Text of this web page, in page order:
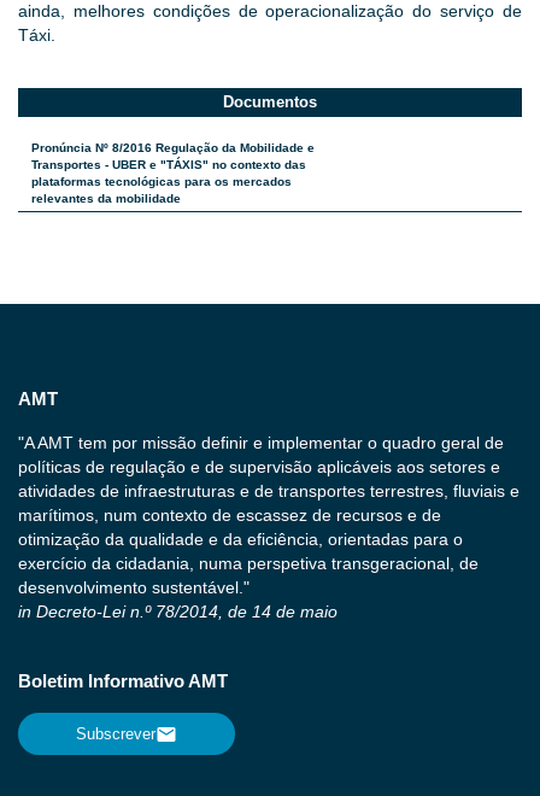
ainda, melhores condições de operacionalização do serviço de
Táxi.
Documentos
Pronúncia Nº 8/2016 Regulação da Mobilidade e
Transportes - UBER e "TÁXIS" no contexto das
plataformas tecnológicas para os mercados
relevantes da mobilidade
AMT
"A AMT tem por missão definir e implementar o quadro geral de
políticas de regulação e de supervisão aplicáveis aos setores e
atividades de infraestruturas e de transportes terrestres, fluviais e
marítimos, num contexto de escassez de recursos e de
otimização da qualidade e da eficiência, orientadas para o
exercício da cidadania, numa perspetiva transgeracional, de
desenvolvimento sustentável."
in Decreto-Lei n.º 78/2014, de 14 de maio
Boletim Informativo AMT
Subscrever